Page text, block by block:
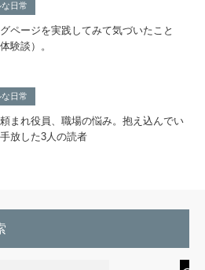
な日常
ページを実践してみて気づいたこと
験談）。
な日常
まれ役員、職場の悩み。抱え込んでい
放した3人の読者